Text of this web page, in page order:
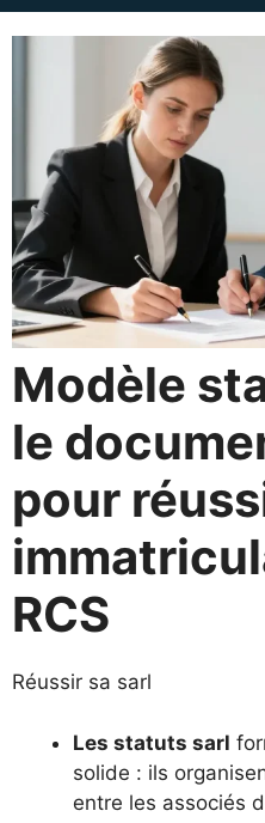
Modèle
le
pour
RCS
Réussir sa sarl
Les statuts sarl
solide : ils
entre les associés